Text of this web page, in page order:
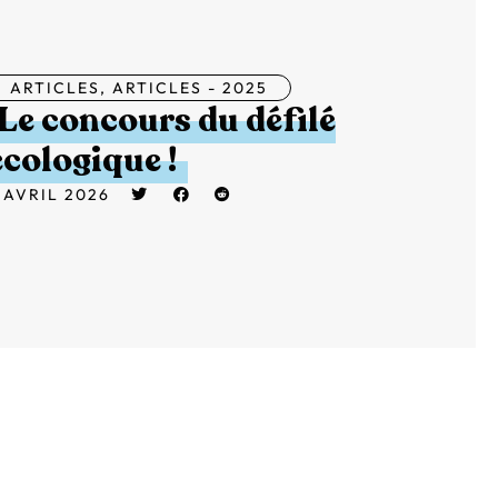
ARTICLES, ARTICLES - 2025
concours du défilé
!
2026